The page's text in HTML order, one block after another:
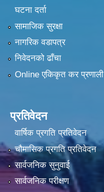
घटना दर्ता
सामाजिक सुरक्षा
नागरिक वडापत्र
निवेदनको ढाँचा
Online एकिकृत कर प्रणाली
प्रतिवेदन
वार्षिक प्रगति प्रतिवेदन
चौमासिक प्रगति प्रतिवेदन
सार्वजनिक सुनुवाई
सार्वजनिक परीक्षण